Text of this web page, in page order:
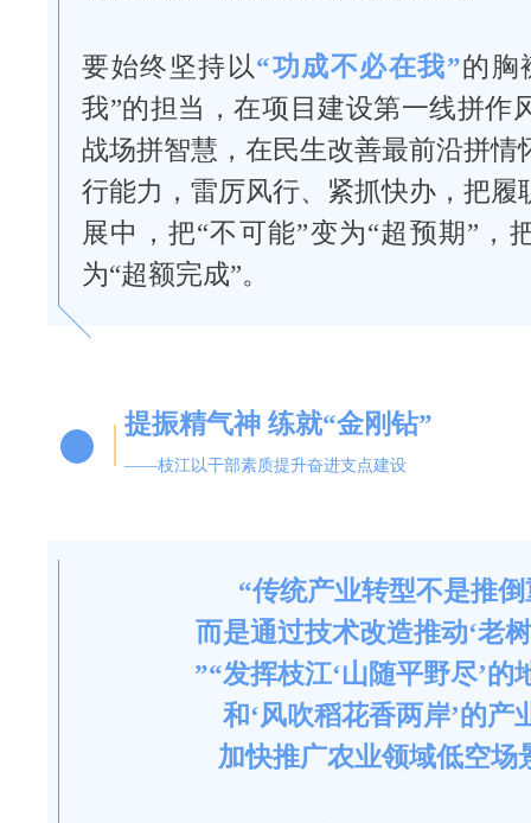
要始终坚持以“功成不必在我”的胸
我”的担当，在项目建设第一线拼作
战场拼智慧，在民生改善最前沿拼情
行能力，雷厉风行、紧抓快办，把履
展中，把“不可能”变为“超预期”，
为“超额完成”。
提振精气神 练就“金刚钻”
——枝江以干部素质提升奋进支点建设
“传统产业转型不是推
而是通过技术改造推动‘老
”“发挥枝江‘山随平野尽’的
和‘风吹稻花香两岸’的产
加快推广农业领域低空场